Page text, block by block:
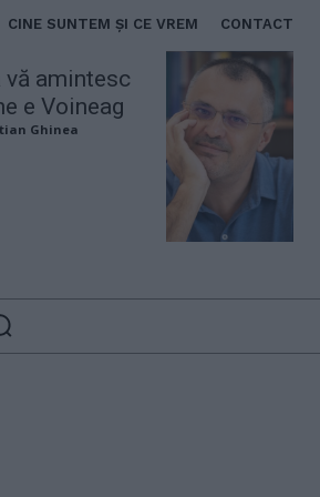
CINE SUNTEM ȘI CE VREM CONTACT
vă amintesc
e Voineag
Ghinea